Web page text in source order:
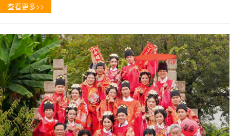
查看更多>>